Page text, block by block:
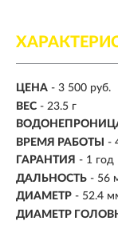
ЦЕНА - 3 500 руб.
ВЕС - 23.5 г
ВРЕМЯ РАБОТЫ
-
ГАРАНТИЯ - 1 год
ДАЛЬНОСТЬ - 56
ДИАМЕТР - 52.4
ДИАМЕТР